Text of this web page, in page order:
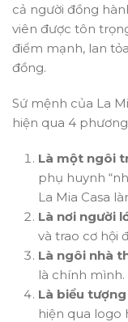
cả người đồng
viên được tôn
điểm mạnh, lan
đồng.
Sứ mệnh của La
hiện qua 4
Là một ngôi
phụ huynh
La Mia Casa
Là nơi người
và trao cơ hội
Là ngôi nhà
là chính mình.
Là biểu
hiện qua logo